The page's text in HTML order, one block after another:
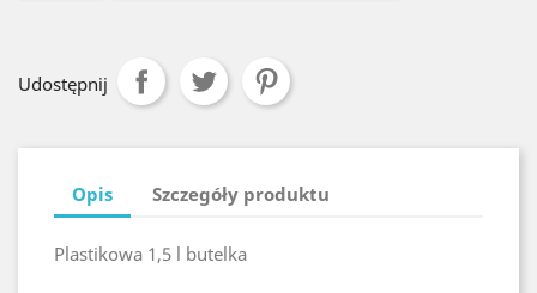
Udostępnij
Opis Szczegóły produktu
Plastikowa 1,5 l butelka